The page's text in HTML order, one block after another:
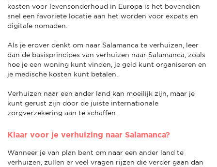
kosten voor levensonderhoud in Europa is het bovendien
snel een favoriete locatie aan het worden voor expats en
digitale nomaden.
Als je erover denkt om naar Salamanca te verhuizen, leer
dan de basisprincipes van verhuizen naar Salamanca, zoals
hoe je een woning kunt vinden, je geld kunt organiseren en
je medische kosten kunt betalen.
Verhuizen naar een ander land kan moeilijk zijn, maar je
kunt gerust zijn door de juiste internationale
zorgverzekering aan te schaffen.
Klaar voor je verhuizing naar Salamanca?
Wanneer je van plan bent om naar een ander land te
verhuizen, zullen er veel vragen rijzen die verder gaan dan